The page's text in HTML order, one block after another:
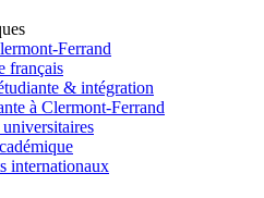
Ferrand
français
& intégration
à Clermont-Ferrand
internationaux